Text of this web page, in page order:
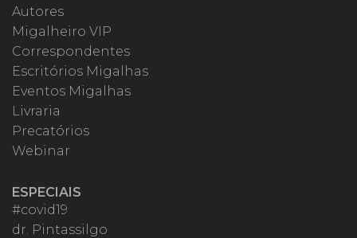
Autores
Migalheiro VIP
Correspondentes
Escritórios Migalhas
Eventos Migalhas
Livraria
Precatórios
Webinar
ESPECIAIS
#covid19
dr. Pintassilgo